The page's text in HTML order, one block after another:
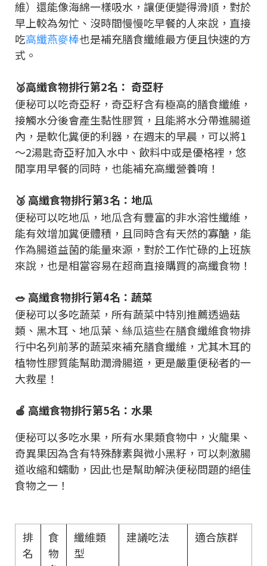
維）還能像海綿一樣吸水，讓便便變得滑順，對於
早上較為匆忙、沒時間慢慢吃早餐的人來說，直接
吃高纖燕麥棒也是補充膳食纖維最方便且快速的方
式。
🥈高纖食物排行第2名： 奇亞籽
便秘可以吃奇亞籽，奇亞籽含有極高的膳食纖維，
接觸水分後會產生黏性膠質，且能將水分帶進腸道
內，是軟化糞便的利器，在週末的早晨，可以將1
～2湯匙奇亞籽加入水中、飲料中或是優格裡，悠
閒享用早餐的同時，也能補充高纖營養唷！
🥉 高纖食物排行第3名：地瓜
便秘可以吃地瓜，地瓜含有豐富的非水溶性纖維，
能有效增加糞便體積，且同時含有天然的寡醣，能
作為腸道益菌的能量來源，對於工作忙碌的上班族
來說，也是相當容易在超商直接購買的高纖食物！
🥗 高纖食物排行第4名：蔬菜
便秘可以多吃蔬菜，所有蔬菜中特別推薦透過菇
類、黑木耳、地瓜葉、絲瓜這些在膳食纖維食物排
行中名列前茅的蔬菜來補充膳食纖維，尤其木耳的
植物性膠質能幫助潤滑腸道，更是嚴重便秘者的一
大救星！
🍎 高纖食物排行第5名：水果
便秘可以多吃水果，所有水果類食物中，火龍果、
奇異果因為含有特殊酵素與微小黑籽，可以刺激腸
道收縮和蠕動，因此也是幫助解決便秘問題的絕佳
食物之一！
排
名
食
物
纖維類
型
建議吃法 適合族群